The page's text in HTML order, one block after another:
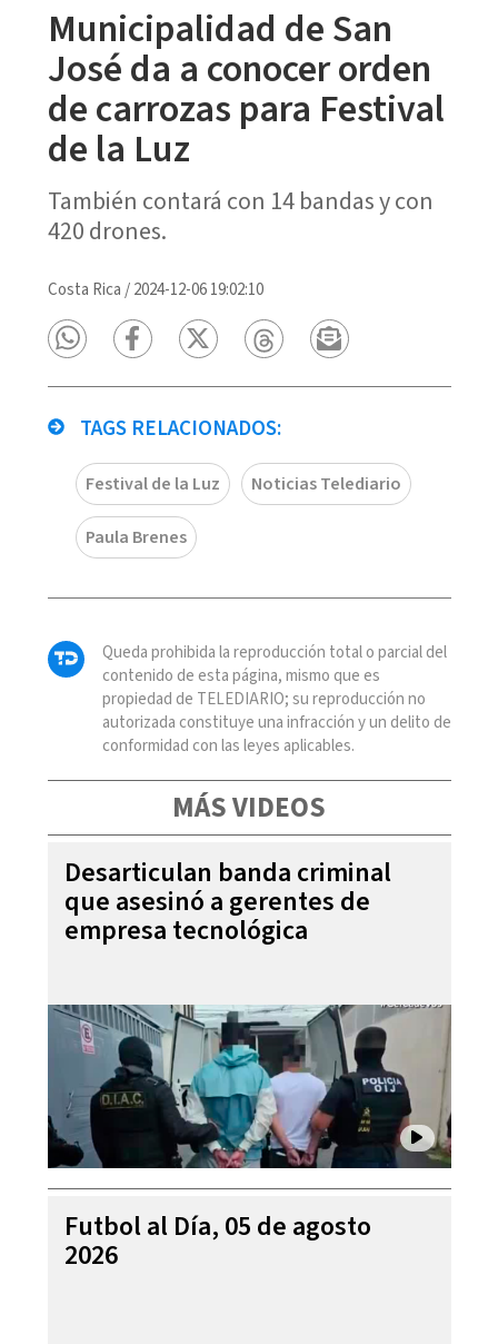
Municipalidad de San
José da a conocer orden
de carrozas para Festival
de la Luz
También contará con 14 bandas y con
420 drones.
Costa Rica /2024-12-06 19:02:10
TAGS RELACIONADOS:
Festival de la Luz Noticias Telediario
Paula Brenes
Queda prohibida la reproducción total o parcial del
contenido de esta página, mismo que es
propiedad de TELEDIARIO; su reproducción no
autorizada constituye una infracción y un delito de
conformidad con las leyes aplicables.
MÁS VIDEOS
Desarticulan banda criminal
que asesinó a gerentes de
empresa tecnológica
Futbol al Día, 05 de agosto
2026